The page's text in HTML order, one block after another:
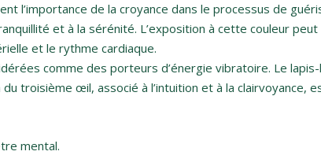
l’importance de la croyance dans le processus de
et à la sérénité. L’exposition à cette couleur
et le rythme cardiaque.
comme des porteurs d’énergie vibratoire. Le
troisième œil, associé à l’intuition et à la clairvoyance,
mental.